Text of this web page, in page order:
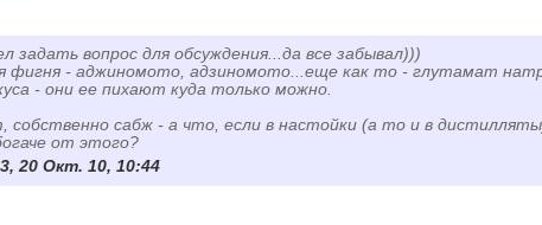
задать вопрос для обсуждения...да все забывал)))
фигня - аджиномото, адзиномото...еще как то - глутамат
- они ее пихают куда только можно.
собственно сабж - а что, если в настойки (а то и в
от этого?
20 Окт. 10, 10:44